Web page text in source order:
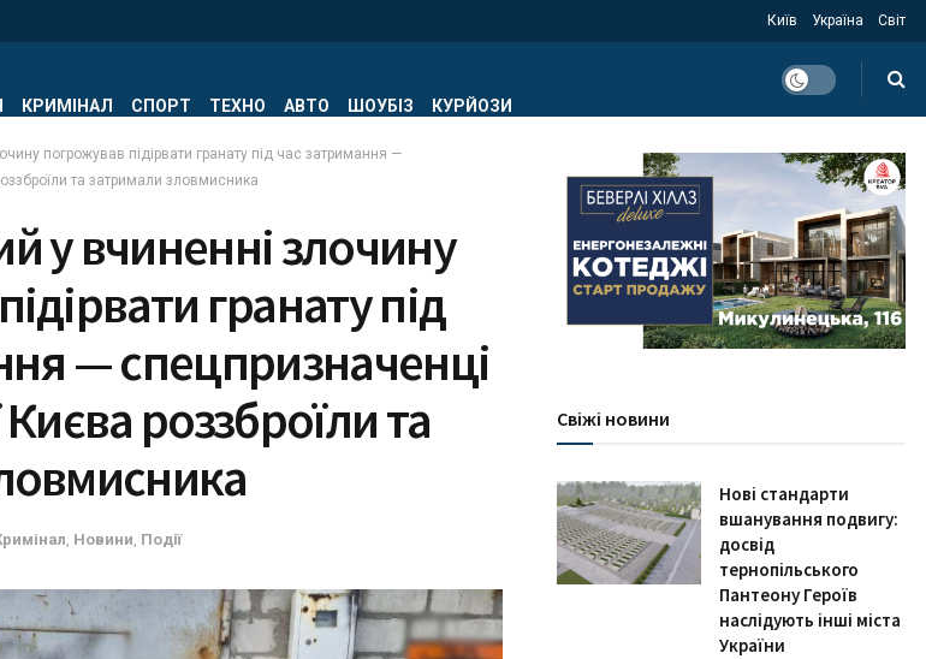
Київ Україна Світ
КРИМІНАЛ СПОРТ ТЕХНО АВТО ШОУБІЗ КУРЙОЗИ
погрожував підірвати гранату під час затримання —
та затримали зловмисника
у вчиненні злочину
гранату під
— спецпризначенці
роззброїли та
Новини Події
Свіжі новини
Нові стандарти
вшанування подвигу:
досвід
тернопільського
Пантеону Героїв
наслідують інші міста
України